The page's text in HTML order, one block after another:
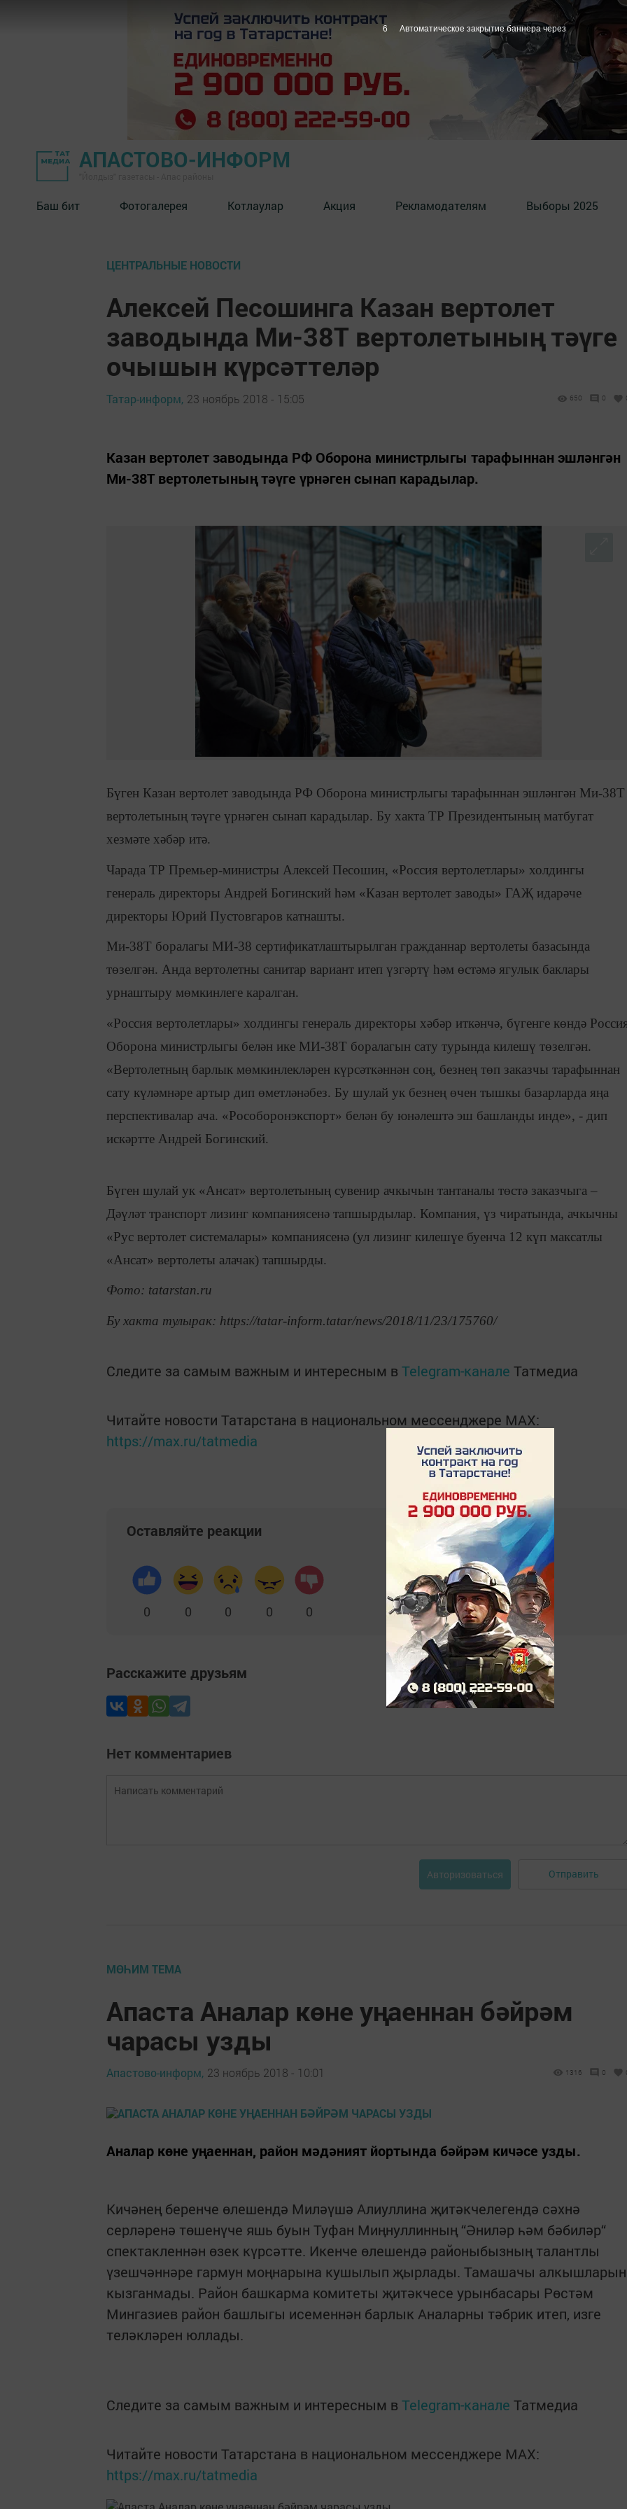
АПАСТОВО-ИНФОРМ
Баш бит Фотогалерея Котлаулар Акция Рекламодателям Выборы 2025
ЦЕНТРАЛЬНЫЕ НОВОСТИ
Алексей Песошинга Казан вертолет
заводында Ми-38Т вертолетының тәүге
очышын күрсәттеләр
Татар-информ, 23 ноябрь 2018 - 15:05 650 0
Казан вертолет заводында РФ Оборона министрлыгы тарафыннан эшләнгән
Ми-38Т вертолетының тәүге үрнәген сынап карадылар.
Бүген Казан вертолет заводында РФ Оборона министрлыгы тарафыннан эшләнгән Ми-38Т
вертолетының тәүге үрнәген сынап карадылар. Бу хакта ТР Президентының матбугат
хезмәте хәбәр итә.
Чарада ТР Премьер-министры Алексей Песошин, «Россия вертолетлары» холдингы
генераль директоры Андрей Богинский һәм «Казан вертолет заводы» ГАҖ идарәче
директоры Юрий Пустовгаров катнашты.
Ми-38Т боралагы МИ-38 сертификатлаштырылган гражданнар вертолеты базасында
төзелгән. Анда вертолетны санитар вариант итеп үзгәртү һәм өстәмә ягулык баклары
урнаштыру мөмкинлеге каралган.
«Россия вертолетлары» холдингы генераль директоры хәбәр иткәнчә, бүгенге көндә
Оборона министрлыгы белән ике МИ-38Т боралагын сату турында килешү төзелгән.
«Вертолетның барлык мөмкинлекләрен күрсәткәннән соң, безнең төп заказчы тарафыннан
сату күләмнәре артыр дип өметләнәбез. Бу шулай ук безнең өчен тышкы базарларда яңа
перспективалар ача. «Рособоронэкспорт» белән бу юнәлештә эш башланды инде», - дип
искәртте Андрей Богинский.
Бүген шулай ук «Ансат» вертолетының сувенир ачкычын тантаналы төстә заказчыга –
Дәүләт транспорт лизинг компаниясенә тапшырдылар. Компания, үз чиратында, ачкычны
«Рус вертолет системалары» компаниясенә (ул лизинг килешүе буенча 12 күп максатлы
«Ансат» вертолеты алачак) тапшырды.
Фото: tatarstan.ru
Бу хакта тулырак: https://tatar-inform.tatar/news/2018/11/23/175760/
Следите за самым важным и интересным в Telegram-канале Татмедиа
Читайте новости Татарстана в национальном мессенджере MАХ:
https://max.ru/tatmedia
Оставляйте реакции
0 0 0 0 0
Расскажите друзьям
Нет комментариев
Авторизоваться Отправить
МӨҺИМ ТЕМА
Апаста Аналар көне уңаеннан бәйрәм
чарасы узды
Апастово-информ, 23 ноябрь 2018 - 10:01 1316 0
Аналар көне уңаеннан, район мәдәният йортында бәйрәм кичәсе узды.
Кичәнең беренче өлешендә Миләүшә Алиуллина җитәкчелегендә сәхнә
серләренә төшенүче яшь буын Туфан Миңнуллинның “Әниләр һәм бәбиләр“
спектакленнән өзек күрсәтте. Икенче өлешендә районыбызның талантлы
үзешчәннәре гармун моңнарына кушылып җырлады. Тамашачы алкышларын
кызганмады. Район башкарма комитеты җитәкчесе урынбасары Рөстәм
Мингазиев район башлыгы исеменнән барлык Аналарны тәбрик итеп, изге
теләкләрен юллады.
Следите за самым важным и интересным в Telegram-канале Татмедиа
Читайте новости Татарстана в национальном мессенджере MАХ:
https://max.ru/tatmedia
5 Автоматическое закрытие баннера через